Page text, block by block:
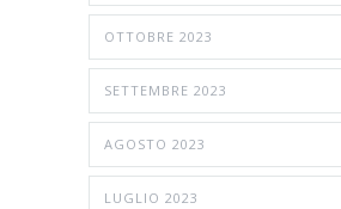
OTTOBRE 2023
SETTEMBRE 2023
AGOSTO 2023
LUGLIO 2023